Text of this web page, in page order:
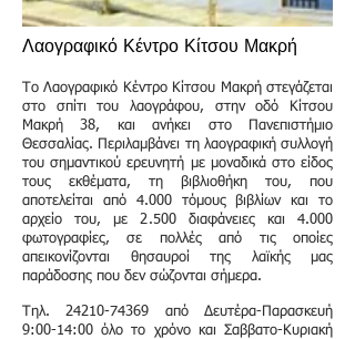
Λαογραφικό Κέντρο Κίτσου Μακρή
Το Λαογραφικό Κέντρο Κίτσου Μακρή στεγάζεται
στο σπίτι του λαογράφου, στην οδό Κίτσου
Μακρή 38, και ανήκει στο Πανεπιστήμιο
Θεσσαλίας. Περιλαμβάνει τη λαογραφική συλλογή
του σημαντικού ερευνητή με μοναδικά στο είδος
τους εκθέματα, τη βιβλιοθήκη του, που
αποτελείται από 4.000 τόμους βιβλίων και το
αρχείο του, με 2.500 διαφάνειες και 4.000
φωτογραφίες, σε πολλές από τις οποίες
απεικονίζονται θησαυροί της λαϊκής μας
παράδοσης που δεν σώζονται σήμερα.
Τηλ.24210-74369 από Δευτέρα-Παρασκευή
9:00-14:00 όλο το χρόνο και Σαββατο-Κυριακή